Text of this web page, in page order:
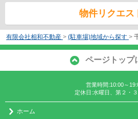
物件リクエス
有限会社相和不動産 > (駐車場)地域から探す >
ページトップ
営業時間:10:00～
定休日:水曜日、第２・
ホーム